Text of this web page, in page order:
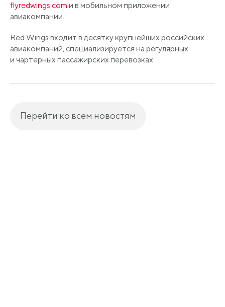
flyredwings.com и в мобильном приложении
авиакомпании.
Red Wings входит в десятку крупнейших российских
авиакомпаний, специализируется на регулярных
и чартерных пассажирских перевозках.
Перейти ко всем новостям